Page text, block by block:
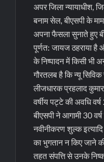
अपर जिला न्यायाधीश,
बनाम सेल, बीएसपी के
अपना फैसला सुनाते हुए
पूर्णत: जायज ठहराया है
के निष्पादन में किसी भी
गौरतलब है कि न्यू
लीजधारक प्रहलाद कुमार
वर्षीय पट्टे की अवधि
बीएसपी ने आगामी 30
नवीनीकरण शुल्क इत्यादि
का भुगतान न किए जाने
तहत संपत्ति से उनके